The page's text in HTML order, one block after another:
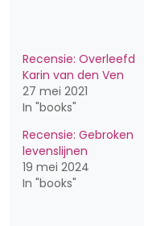
Recensie: Overleefd
Karin van den Ven
27 mei 2021
In "books"
Recensie: Gebroken
levenslijnen
19 mei 2024
In "books"